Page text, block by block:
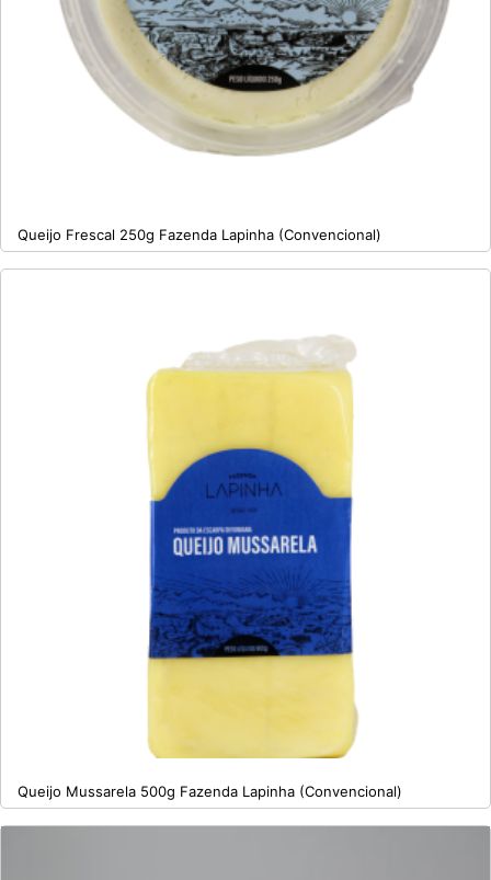
Queijo Frescal 250g Fazenda Lapinha (Convencional)
Queijo Mussarela 500g Fazenda Lapinha (Convencional)